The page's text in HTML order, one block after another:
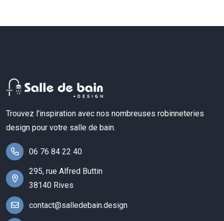
Trouvez l'inspiration avec nos nombreuses robinneteries
design pour votre salle de bain.
06 76 84 22 40
295, rue Alfred Buttin
38140 Rives
contact@salledebain.design